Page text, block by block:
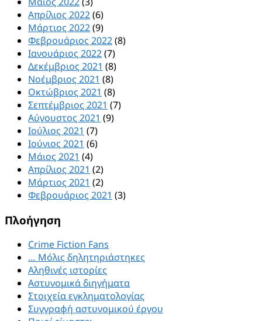
Απρίλιος 2022(6)
Μάρτιος 2022(9)
Φεβρουάριος 2022(8)
Ιανουάριος 2022(7)
Δεκέμβριος 2021 (8)
Νοέμβριος 2021 (8)
Οκτώβριος 2021 (8)
Σεπτέμβριος 2021 (7)
Αύγουστος 2021 (9)
Ιούλιος 2021 (7)
Ιούνιος 2021 (6)
Μάιος 2021 (4)
Απρίλιος 2021 (2)
Μάρτιος 2021 (2)
Φεβρουάριος 2021 (3)
Πλοήγηση
Crime Fiction Fans
… Μόλις δηλητηριάστηκες
Αληθινές ιστορίες
Αστυνομικά διηγήματα
Στοιχεία εγκληματολογίας
Συγγραφή αστυνομικού έργου